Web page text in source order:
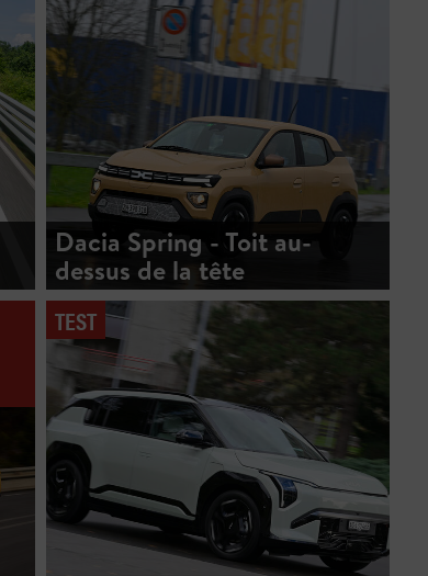
Dacia Spring - Toit au-
dessus de la tête
TEST